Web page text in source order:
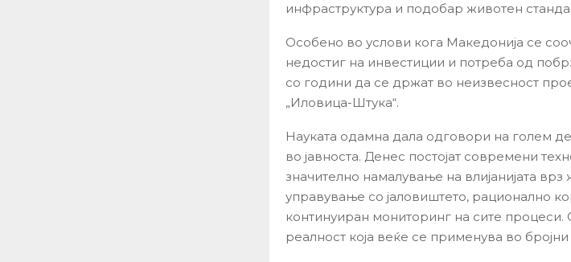
инфраструктура и подобар животен
Особено во услови кога Македонија се
недостиг на инвестиции и потреба од
со години да се држат во неизвесност
„Иловица-Штука“.
Науката одамна дала одговори на голем
во јавноста. Денес постојат современи
значително намалување на влијанијата
управување со јаловиштето, рационално
континуиран мониторинг на сите процеси.
реалност која веќе се применува во